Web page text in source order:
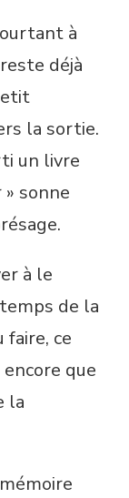
à
déjà
la sortie.
un livre
sonne
à le
de la
faire, ce
que
la